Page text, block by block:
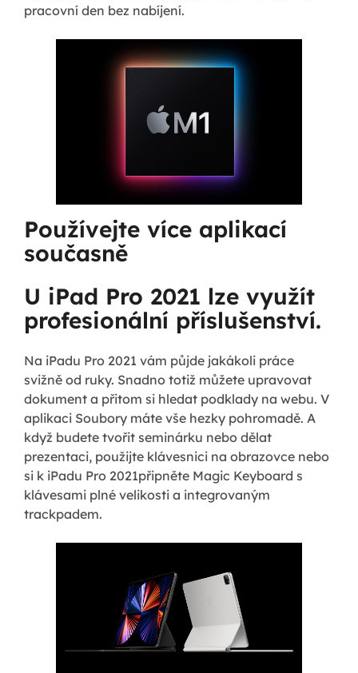
pracovní den bez nabíjení.
Používejte více aplikací
současně
U iPad Pro 2021 lze využít
profesionální příslušenství.
Na iPadu Pro 2021 vám půjde jakákoli práce
svižně od ruky. Snadno totiž můžete upravovat
dokument a přitom si hledat podklady na webu. V
aplikaci Soubory máte vše hezky pohromadě. A
když budete tvořit seminárku nebo dělat
prezentaci, použijte klávesnici na obrazovce nebo
si k iPadu Pro 2021připněte Magic Keyboard s
klávesami plné velikosti a integrovaným
trackpadem.